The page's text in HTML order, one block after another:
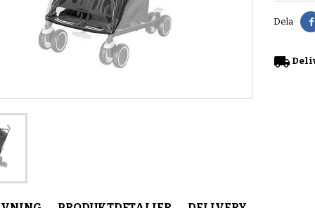
Dela
local_shipping